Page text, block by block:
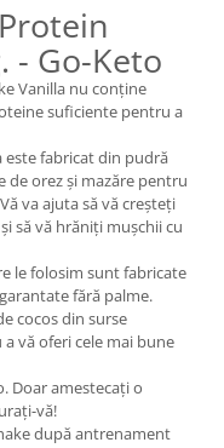
- Go-Keto
Vanilla nu conține
suficiente pentru a
este fabricat din pudră
de orez și mazăre pentru
va ajuta să vă creșteți
să vă hrăniți mușchii cu
le folosim sunt fabricate
fără palme.
cocos din surse
vă oferi cele mai bune
Doar amestecați o
vă!
după antrenament